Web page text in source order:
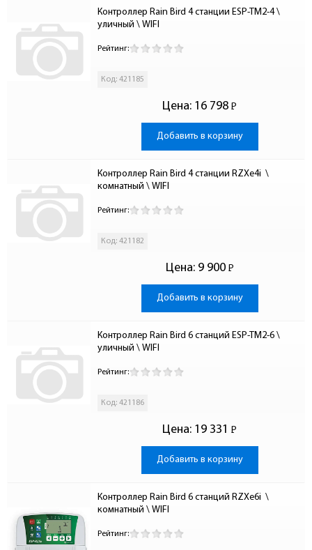
Контроллер Rain Bird 4 станции ESP-TM2-4 \
уличный \ WIFI
Рейтинг:
Код: 421185
Цена: 16 798 Р
-
Добавить в корзину
Контроллер Rain Bird 4 станции RZXe4i  \
комнатный \ WIFI
Рейтинг:
Код: 421182
Цена: 9 900 Р
-
Добавить в корзину
Контроллер Rain Bird 6 станций ESP-TM2-6 \
уличный \ WIFI
Рейтинг:
Код: 421186
Цена: 19 331 Р
-
Добавить в корзину
Контроллер Rain Bird 6 станций RZXe6i  \
комнатный \ WIFI
Рейтинг: